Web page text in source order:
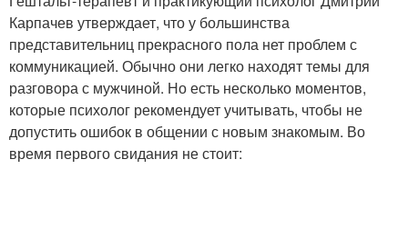
Карпачев утверждает, что у большинства
представительниц прекрасного пола нет проблем с
коммуникацией. Обычно они легко находят темы для
разговора с мужчиной. Но есть несколько моментов,
которые психолог рекомендует учитывать, чтобы не
допустить ошибок в общении с новым знакомым. Во
время первого свидания не стоит: